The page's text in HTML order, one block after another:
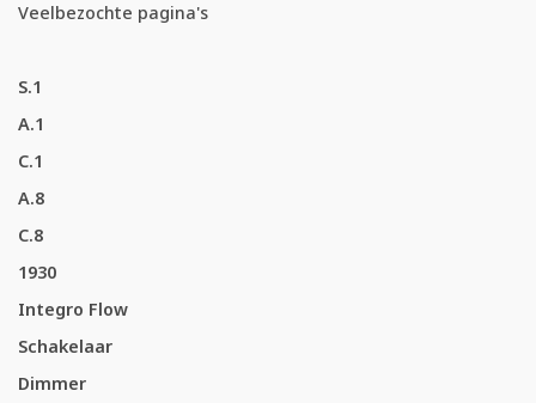
Veelbezochte pagina's
S.1
A.1
C.1
A.8
C.8
1930
Integro Flow
Schakelaar
Dimmer